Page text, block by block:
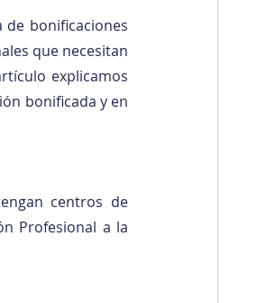
de bonificaciones
que necesitan
explicamos
bonificada y en
centros de
Profesional a la